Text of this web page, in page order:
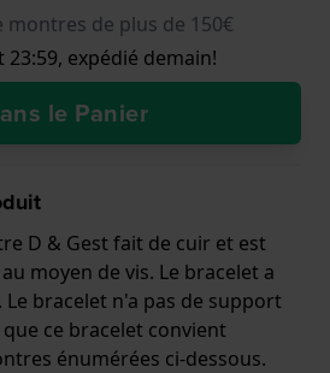
de plus de 150€
expédié demain!
le Panier
D & Gest fait de cuir et est
moyen de vis. Le bracelet a
bracelet n'a pas de support
ce bracelet convient
énumérées ci-dessous.